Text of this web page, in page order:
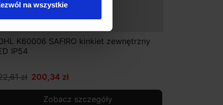
na wszystkie
K60006 SAFIRO kinkiet zewnętrzny
IP54
zł 200,34 zł
Zobacz szczegóły